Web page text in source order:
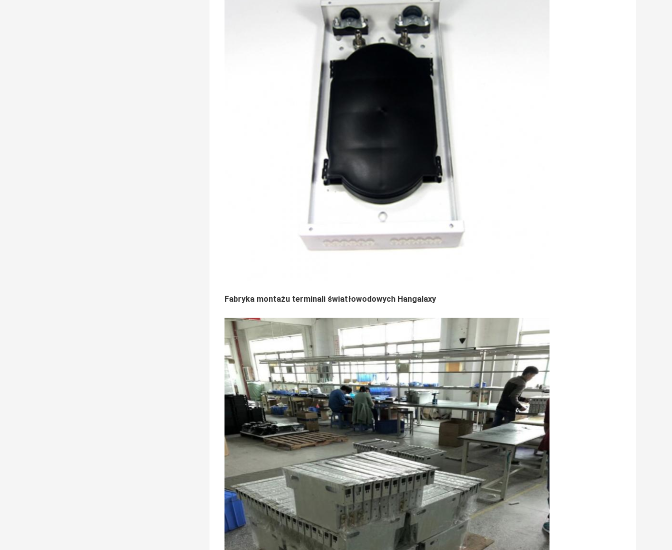
Fabryka montażu terminali światłowodowych Hangalaxy